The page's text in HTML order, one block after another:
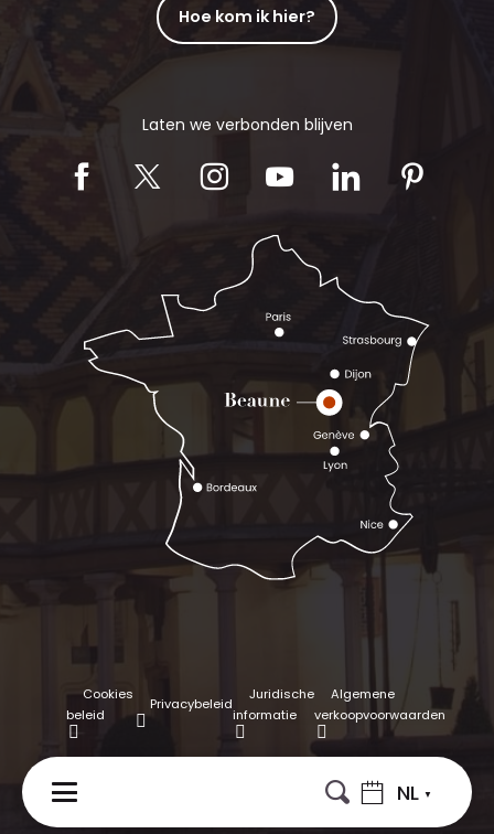
NL
Hoe kom ik hier?
Laten we verbonden blijven
Cookies
beleid
Privacybeleid
Juridische
informatie
Algemene
verkoopvoorwaarden